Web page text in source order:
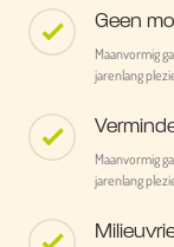
Geen
Maanvormig
jarenlang
Maanvormig
jarenlang